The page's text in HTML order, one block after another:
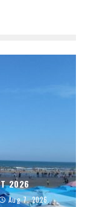
2026
Aug 7, 2026